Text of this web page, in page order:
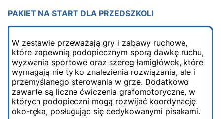
PAKIET NA START DLA PRZEDSZKOLI
W zestawie przeważają gry i zabawy ruchowe,
które zapewnią podopiecznym sporą dawkę ruchu,
wyzwania sportowe oraz szereg łamigłówek, które
wymagają nie tylko znalezienia rozwiązania, ale i
przemyślanego sterowania w grze. Dodatkowo
zawarte są liczne ćwiczenia grafomotoryczne, w
których podopieczni mogą rozwijać koordynację
oko-ręka, posługując się dedykowanymi pisakami.